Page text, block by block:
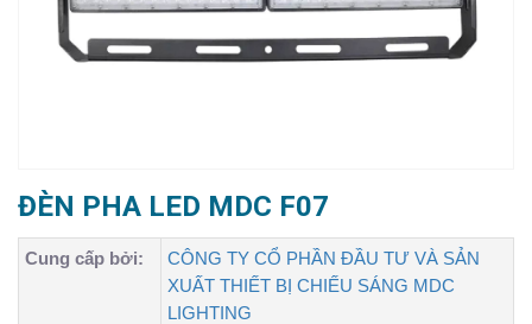
ĐÈN PHA LED MDC F07
Cung cấp bởi:
CÔNG TY CỔ PHẦN ĐẦU TƯ VÀ SẢN
XUẤT THIẾT BỊ CHIẾU SÁNG MDC
LIGHTING